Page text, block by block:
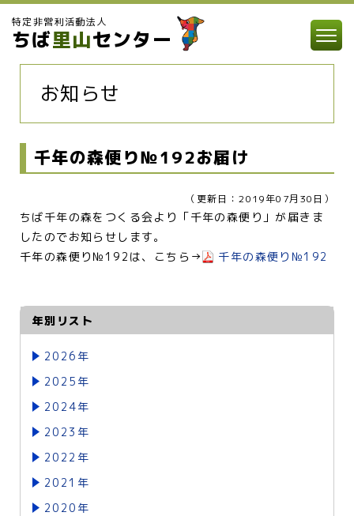
特定非営利活動法人
ちば里山センター
お知らせ
千年の森便り№192お届け
（更新日：2019年07月30日）
ちば千年の森をつくる会より「千年の森便り」が届きま
したのでお知らせします。
千年の森便り№192は、こちら→
千年の森便り№192
年別リスト
2026年
2025年
2024年
2023年
2022年
2021年
2020年